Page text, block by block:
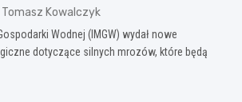
Tomasz Kowalczyk
Wodnej (IMGW) wydał nowe
dotyczące silnych mrozów, które będą